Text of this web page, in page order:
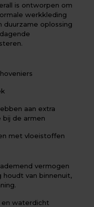
is ontworpen om
werkkleding
oplossing
aan extra
bij de armen
met vloeistoffen
vermogen
houdt van binnenuit,
en waterdicht